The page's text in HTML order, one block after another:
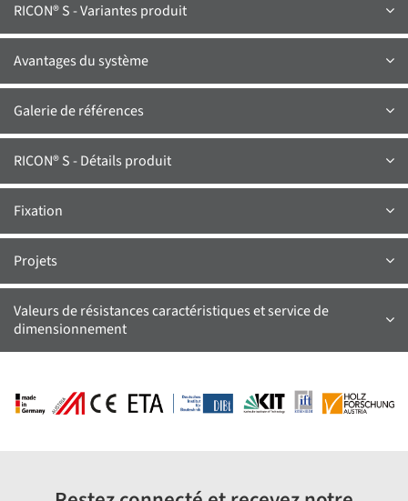
RICON® S - Variantes produit
Avantages du système
Galerie de références
RICON® S - Détails produit
Fixation
Projets
Valeurs de résistances caractéristiques et service de
dimensionnement